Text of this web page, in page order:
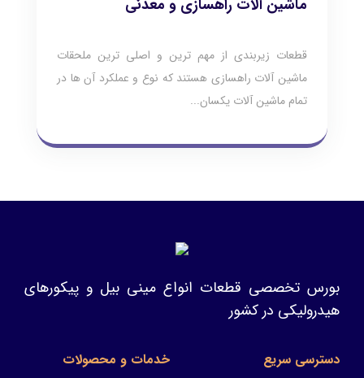
قطعات زیربندی از مهم ترین و اصلی ترین ملحقات
ماشین آلات راهسازی هستند که نوع و عملکرد آن ها در
تمام ماشین آلات یکسان...
بورس تخصصی قطعات انواع مینی بیل و پیکورهای
هیدرولیکی در کشور
دسترسی سریع خدمات و محصولات